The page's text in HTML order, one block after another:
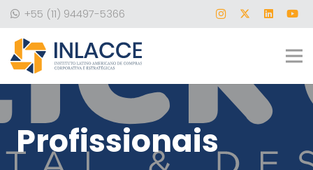
+55 (11) 94497-5366
Profissionais